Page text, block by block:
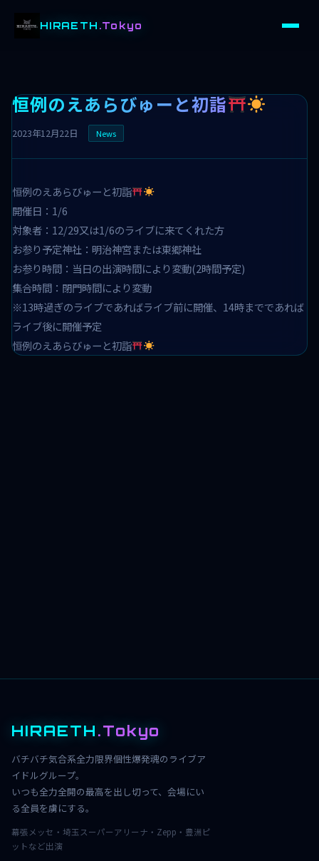
HIRAETH .Tokyo
恒例のえあらびゅーと初詣
2023年12月22日 News
恒例のえあらびゅーと初詣
開催日：1/6
対象者：12/29又は1/6のライブに来てくれた方
お参り予定神社：明治神宮または東郷神社
お参り時間：当日の出演時間により変動(2時間予定)
集合時間：閉門時間により変動
※13時過ぎのライブであればライブ前に開催、14時までであれば
ライブ後に開催予定
恒例のえあらびゅーと初詣
HIRAETH.Tokyo
バチバチ気合系全力限界個性爆発魂のライブア
イドルグループ。
いつも全力全開の最高を出し切って、会場にい
る全員を虜にする。
幕張メッセ・埼玉スーパーアリーナ・Zepp・豊洲ピ
ットなど出演